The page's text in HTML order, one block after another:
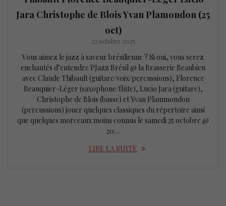
Jara Christophe de Blois Yvan Plamondon (25
oct)
22 octobre 2025
Vous aimez le jazz à saveur brésilienne ? Si oui, vous serez
enchantés d’entendre PJazz Brésil @ la Brasserie Beaubien
avec Claude Thibault (guitare/voix/percussions), Florence
Beauquier-Léger (saxophone/flûte), Lucio Jara (guitare),
Christophe de Blois (basse) et Yvan Plammondon
(percussions) jouer quelques classiques du répertoire ainsi
que quelques morceaux moins connus le samedi 25 octobre @
20…
LIRE LA SUITE